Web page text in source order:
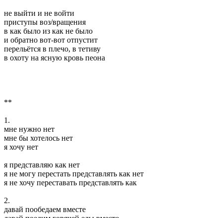
не выйти и не войти
приступы воз/вращения
в как было из как не было
и обратно вот-вот отпустит
перельётся в плечо, в тетиву
в охоту на ясную кровь пеона
**
1.
мне нужно нет
мне бы хотелось нет
я хочу нет
я представляю как нет
я не могу перестать представлять как нет
я не хочу переставать представлять как
2.
давай пообедаем вместе